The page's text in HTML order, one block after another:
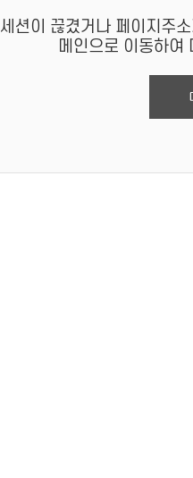
세션이 끊겼거나 페이지주
메인으로 이동하여